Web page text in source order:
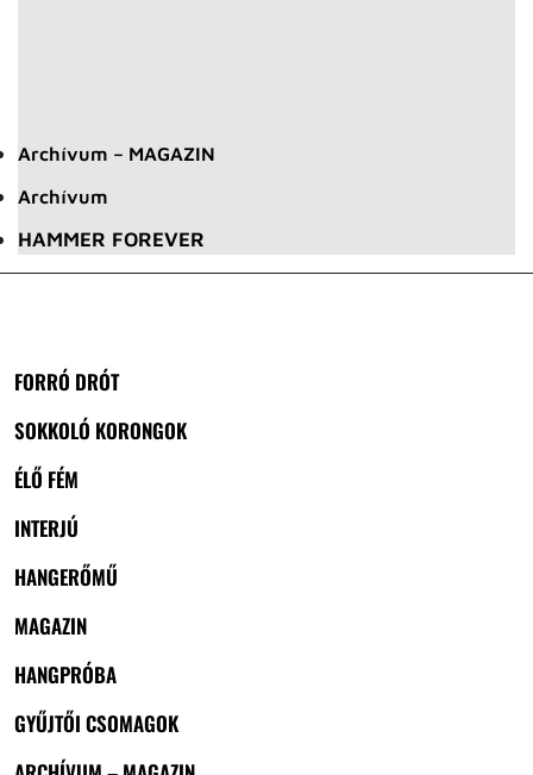
Archívum – MAGAZIN
Archívum
HAMMER FOREVER
FORRÓ DRÓT
SOKKOLÓ KORONGOK
ÉLŐ FÉM
INTERJÚ
HANGERŐMŰ
MAGAZIN
HANGPRÓBA
GYŰJTŐI CSOMAGOK